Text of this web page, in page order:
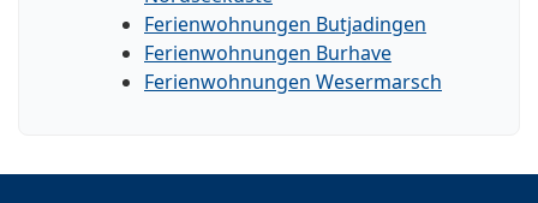
Ferienwohnungen Butjadingen
Ferienwohnungen Burhave
Ferienwohnungen Wesermarsch